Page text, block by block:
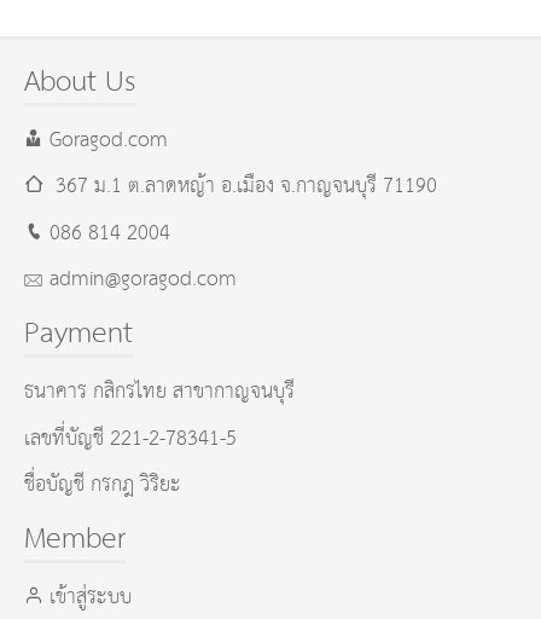
About Us
Goragod.com
367 ม.1 ต.ลาดหญ้า อ.เมืองจ.กาญจนบุรี 71190
086 814 2004
admin@goragod.com
Payment
ธนาคาร กสิกรไทย สาขากาญจนบุรี
เลขที่บัญชี 221-2-78341-5
ชื่อบัญชี กรกฎ วิริยะ
Member
เข้าสู่ระบบ